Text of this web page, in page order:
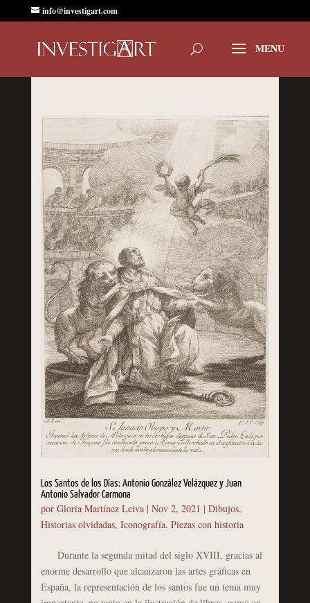
info@investigart.com
Los Santos de los Días: Antonio González Velázquez y Juan
Antonio Salvador Carmona
por Gloria Martínez Leiva| Nov 2, 2021 | Dibujos,
Historias olvidadas, Iconografía, Piezas con historia
Durante la segunda mitad del siglo XVIII, gracias al
enorme desarrollo que alcanzaron las artes gráficas en
España, la representación de los santos fue un tema muy